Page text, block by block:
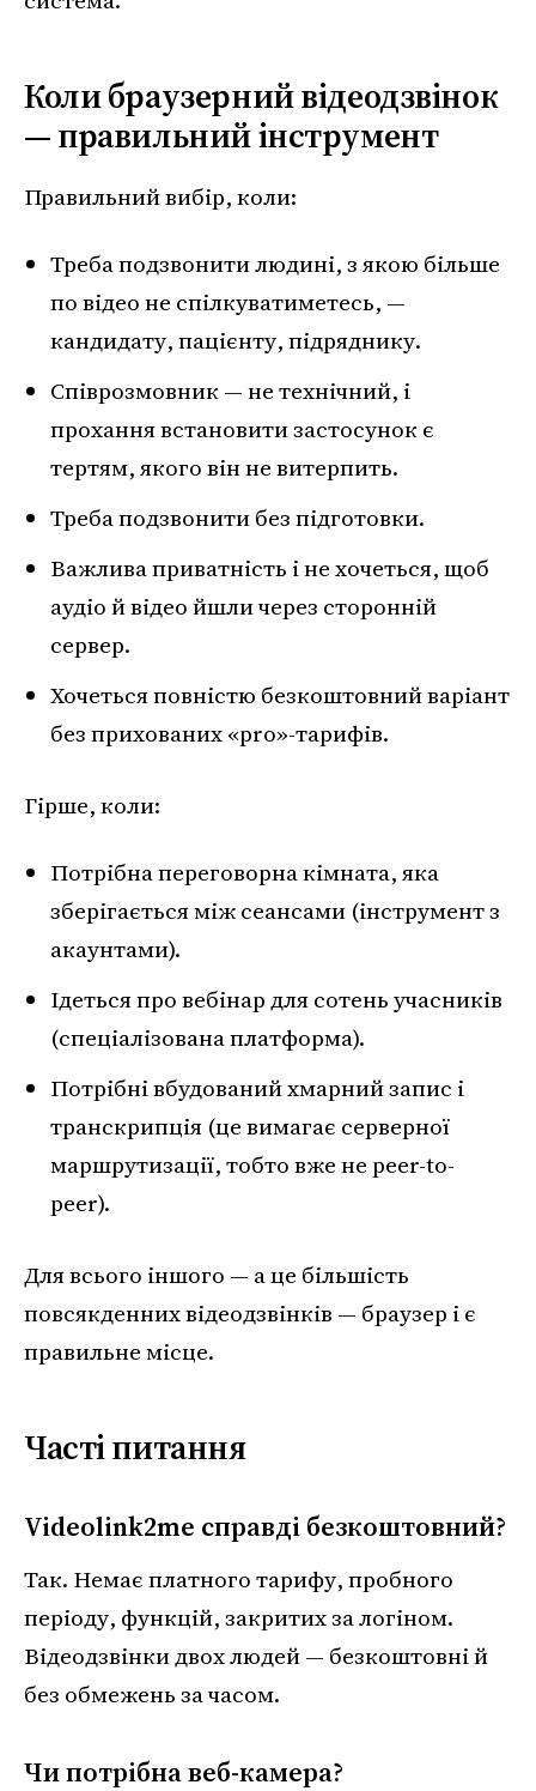
Коли браузерний відеодзвінок
— правильний інструмент
Правильний вибір, коли:
Треба подзвонити людині, з якою більше
по відео не спілкуватиметесь, —
кандидату, пацієнту, підряднику.
Співрозмовник — не технічний, і
прохання встановити застосунок є
тертям, якого він не витерпить.
Треба подзвонити без підготовки.
Важлива приватність і не хочеться, щоб
аудіо й відео йшли через сторонній
сервер.
Хочеться повністю безкоштовний варіант
без прихованих «pro»-тарифів.
Гірше, коли:
Потрібна переговорна кімната, яка
зберігається між сеансами (інструмент з
акаунтами).
Ідеться про вебінар для сотень учасників
(спеціалізована платформа).
Потрібні вбудований хмарний запис і
транскрипція (це вимагає серверної
маршрутизації, тобто вже не peer-to-
peer).
Для всього іншого — а це більшість
повсякденних відеодзвінків — браузер і є
правильне місце.
Часті питання
Videolink2me справді безкоштовний?
Так. Немає платного тарифу, пробного
періоду, функцій, закритих за логіном.
Відеодзвінки двох людей — безкоштовні й
без обмежень за часом.
Чи потрібна веб-камера?